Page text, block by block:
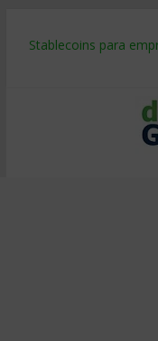
Stablecoins para
Despido silencioso:
IA en selección de
Trabajo forzoso en
Mercado hispano de